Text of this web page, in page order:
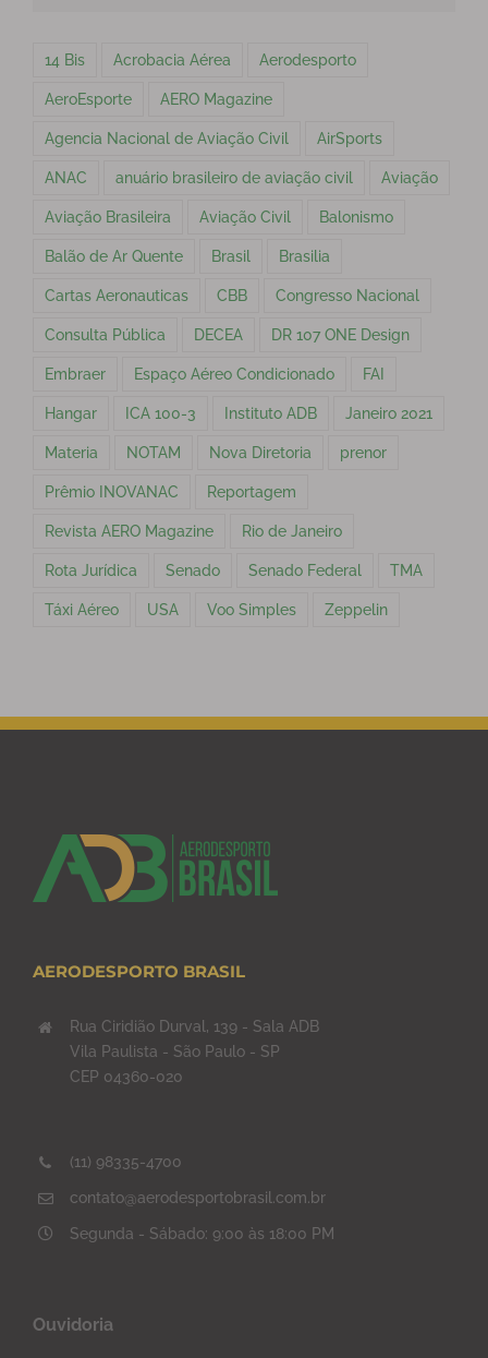
14 Bis Acrobacia Aérea Aerodesporto
AeroEsporte AERO Magazine
Agencia Nacional de Aviação Civil AirSports
ANAC anuário brasileiro de aviação civil Aviação
Aviação Brasileira Aviação Civil Balonismo
Balão de Ar Quente Brasil Brasilia
Cartas Aeronauticas CBB Congresso Nacional
Consulta Pública DECEA DR 107 ONE Design
Embraer Espaço Aéreo Condicionado FAI
Hangar ICA 100-3 Instituto ADB Janeiro 2021
Materia NOTAM Nova Diretoria prenor
Prêmio INOVANAC Reportagem
Revista AERO Magazine Rio de Janeiro
Rota Jurídica Senado Senado Federal TMA
Táxi Aéreo USA Voo Simples Zeppelin
AERODESPORTO BRASIL
Rua Ciridião Durval, 139 - Sala ADB
Vila Paulista - São Paulo - SP
CEP 04360-020
(11) 98335-4700
contato@aerodesportobrasil.com.br
Segunda - Sábado: 9:00 às 18:00 PM
Ouvidoria